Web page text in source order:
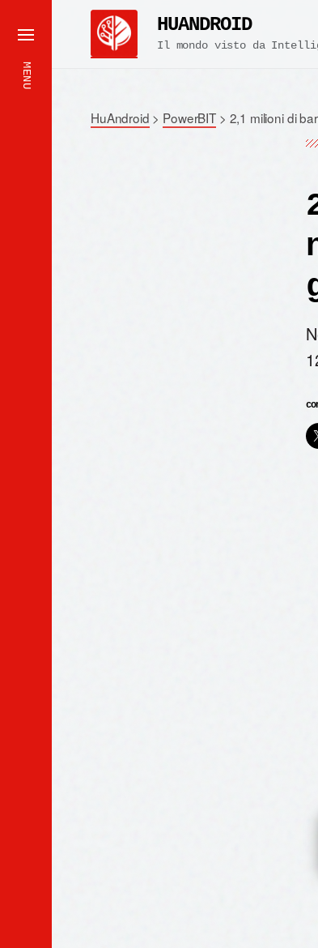
MENU
HUANDROID
Il mondo visto da
HuAndroid > PowerBIT> 2,1 milioni di